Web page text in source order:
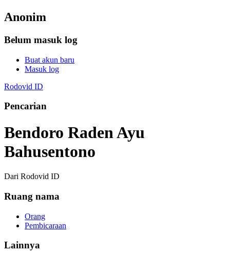
Anonim
Belum masuk log
Buat akun baru
Masuk log
Rodovid ID
Pencarian
Bendoro Raden Ayu
Bahusentono
Dari Rodovid ID
Ruang nama
Orang
Pembicaraan
Lainnya